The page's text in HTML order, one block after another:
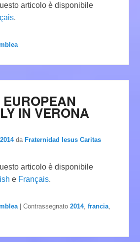
articolo è disponibile
.
IN VERONA
daFraternidad Iesus Caritas
articolo è disponibile
e Français.
|Contrassegnato 2014,francia